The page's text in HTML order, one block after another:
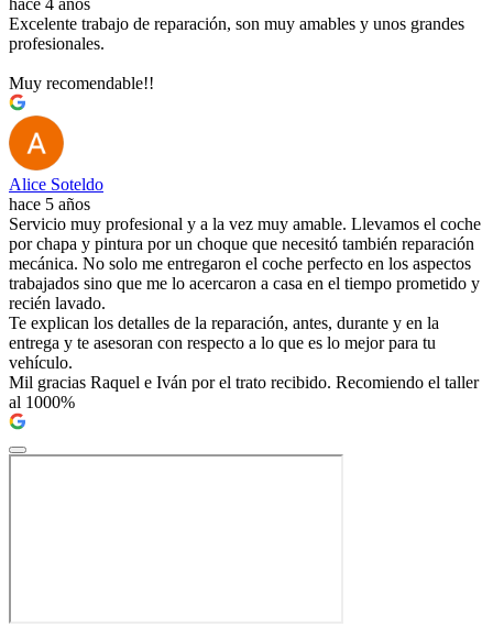
hace 4 años
Excelente trabajo de reparación, son muy amables y unos grandes
profesionales.
Muy recomendable!!
Alice Soteldo
hace 5 años
Servicio muy profesional y a la vez muy amable. Llevamos el coche
por chapa y pintura por un choque que necesitó también reparación
mecánica. No solo me entregaron el coche perfecto en los aspectos
trabajados sino que me lo acercaron a casa en el tiempo prometido y
recién lavado.
Te explican los detalles de la reparación, antes, durante y en la
entrega y te asesoran con respecto a lo que es lo mejor para tu
vehículo.
Mil gracias Raquel e Iván por el trato recibido. Recomiendo el taller
al 1000%